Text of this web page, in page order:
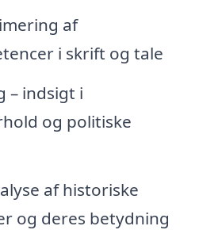
af
i skrift og tale
– indsigt i
og politiske
af historiske
og deres betydning